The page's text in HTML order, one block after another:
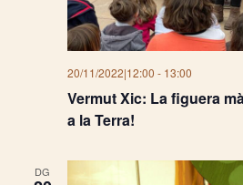
Vermut Xic: La figuera
a la Terra!
20/11/2022|12:00 - 13:00
DG